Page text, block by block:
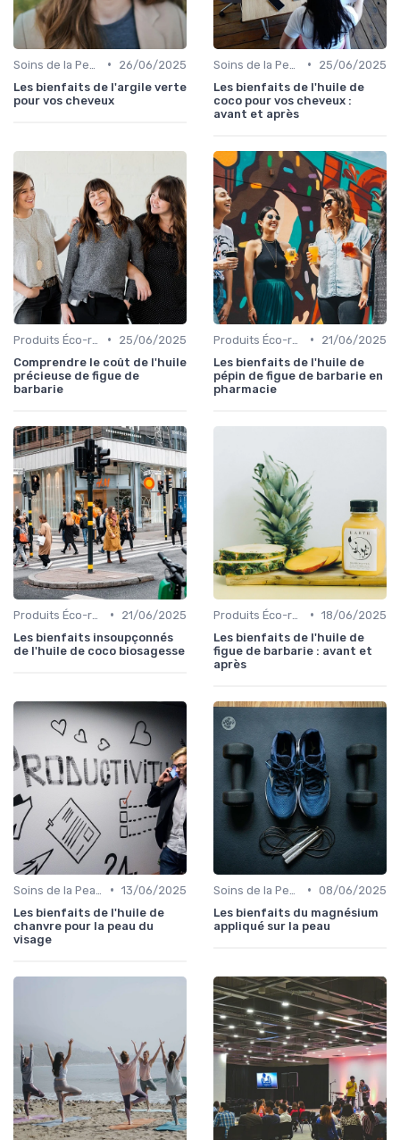
•
26/06/2025
Les bienfaits de l'argile verte
pour vos cheveux
•
25/06/2025
Les bienfaits de l'huile de
coco pour vos cheveux :
avant et après
•
25/06/2025
Comprendre le coût de l'huile
précieuse de figue de
barbarie
•
21/06/2025
Les bienfaits de l'huile de
pépin de figue de barbarie en
pharmacie
•
21/06/2025
Les bienfaits insoupçonnés
de l'huile de coco biosagesse
• 18/06/2025
Les bienfaits de l'huile de
figue de barbarie : avant et
après
• 13/06/2025
Les bienfaits de l'huile de
chanvre pour la peau du
visage
• 08/06/2025
Les bienfaits du magnésium
appliqué sur la peau